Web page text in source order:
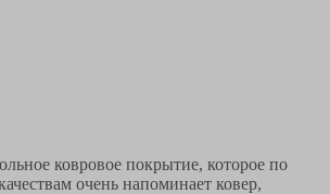
ковровое покрытие, которое по
очень напоминает ковер,